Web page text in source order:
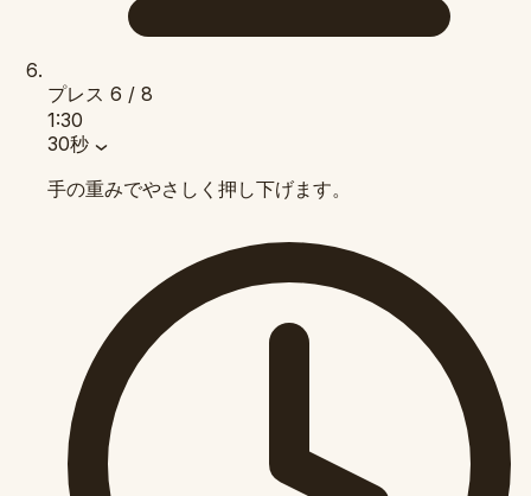
プレス 6 / 8
1:30
30秒
手の重みでやさしく押し下げます。